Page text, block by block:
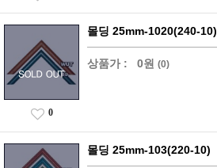
몰딩 25mm-1020(240-10)
상품가 : 0원 (0)
0
몰딩 25mm-103(220-10)